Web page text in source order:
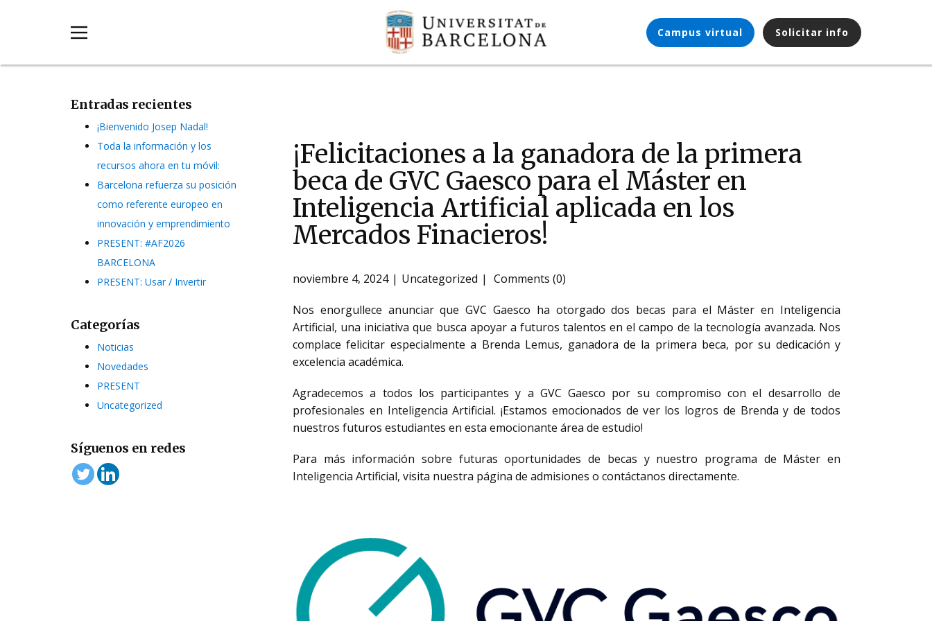
Solicitar info
Campus virtual
Entradas recientes
¡Bienvenido Josep Nadal!
Toda la información y los
recursos ahora en tu móvil:
Barcelona refuerza su posición
como referente europeo en
innovación y emprendimiento
PRESENT: #AF2026
BARCELONA
PRESENT: Usar / Invertir
Categorías
Noticias
Novedades
PRESENT
Uncategorized
Síguenos en redes
¡Felicitaciones a la ganadora de la primera
beca de GVC Gaesco para el Máster en
Inteligencia Artificial aplicada en los
Mercados Finacieros!
noviembre 4, 2024 Uncategorized Comments (0)
Nos enorgullece anunciar que GVC Gaesco ha otorgado dos becas para el Máster en Inteligencia
Artificial, una iniciativa que busca apoyar a futuros talentos en el campo de la tecnología avanzada. Nos
complace felicitar especialmente a Brenda Lemus, ganadora de la primera beca, por su dedicación y
excelencia académica.
Agradecemos a todos los participantes y a GVC Gaesco por su compromiso con el desarrollo de
profesionales en Inteligencia Artificial. ¡Estamos emocionados de ver los logros de Brenda y de todos
nuestros futuros estudiantes en esta emocionante área de estudio!
Para más información sobre futuras oportunidades de becas y nuestro programa de Máster en
Inteligencia Artificial, visita nuestra página de admisiones o contáctanos directamente.